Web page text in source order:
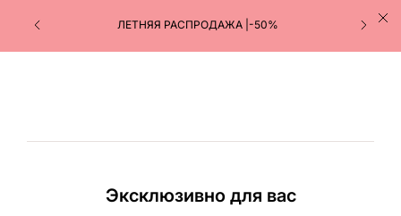
ЛЕТНЯЯ РАСПРОДАЖА |-50%
Эксклюзивно для вас